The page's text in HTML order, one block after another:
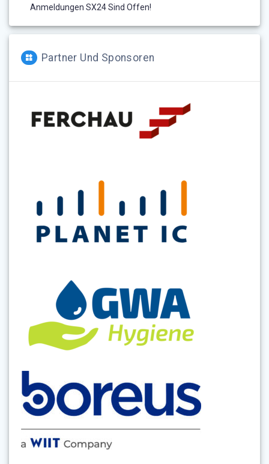
Anmeldungen SX24 Sind Offen!
Partner Und Sponsoren